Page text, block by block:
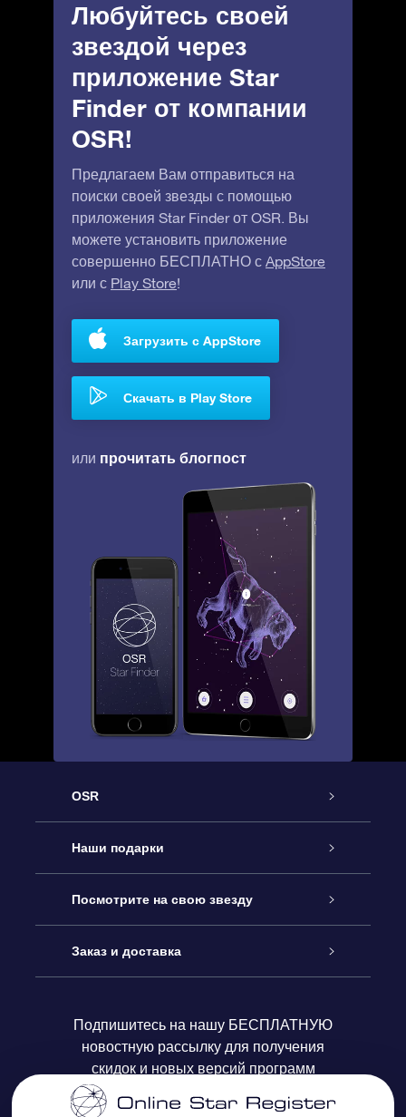
Любуйтесь своей
звездой через
приложение Star
Finder от компании
OSR!
Предлагаем Вам отправиться на
поиски своей звезды с помощью
приложения Star Finder от OSR. Вы
можете установить приложение
совершенно БЕСПЛАТНО с AppStore
или с Play Store!
Загрузить с AppStore
Скачать в Play Store
или прочитать блогпост
OSR
Обслуживание
Как с нами связаться
Блог
Отзывы
Наши подарки
Онлайн подарок Online Star Gift
Подарочный набор OSR
Подарочная карта OSR
Корпоративные подарки
Посмотрите на свою звезду
Звездный реестр
Персонализированная страница Star Page
One Million Stars
Заказ и доставка
Платежная информация
Информация по доставке
Подпишитесь на нашу БЕСПЛАТНУЮ
новостную рассылку для получения
скидок и новых версий программ